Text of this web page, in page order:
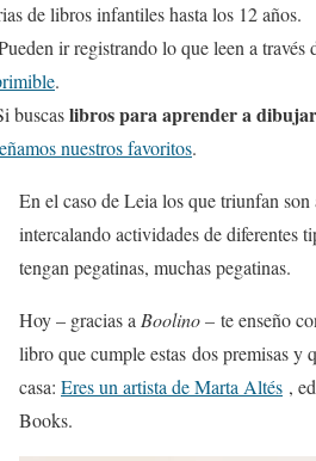
de libros infantiles hasta los 12 años.
ir registrando lo que leen a través
.
buscaslibros para aprender a dibujar
nuestros favoritos.
En el caso de Leia los que triunfan son
intercalando actividades de diferentes
tengan pegatinas, muchas pegatinas.
Hoy – gracias a Boolino – te enseño
libro que cumple estas dos premisas y
casa: Eres un artista de Marta Altés ,
Books.